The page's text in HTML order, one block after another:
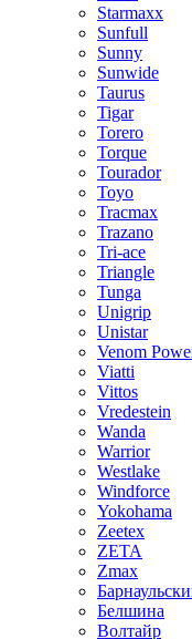
Starmaxx
Sunfull
Sunny
Sunwide
Taurus
Tigar
Torero
Torque
Tourador
Toyo
Tracmax
Trazano
Tri-ace
Triangle
Tunga
Unigrip
Unistar
Venom
Viatti
Vittos
Vredestein
Wanda
Warrior
Westlake
Windforce
Yokohama
Zeetex
ZETA
Zmax
Белшина
Волтайр